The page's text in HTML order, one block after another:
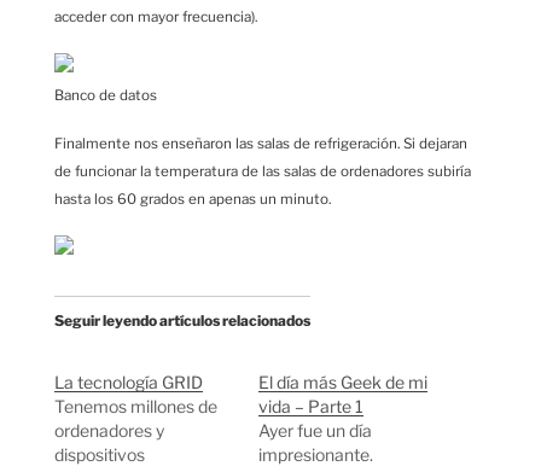
acceder con mayor frecuencia).
Banco de datos
Finalmente nos enseñaron las salas de refrigeración. Si dejaran
de funcionar la temperatura de las salas de ordenadores subiría
hasta los 60 grados en apenas un minuto.
Seguir leyendo artículos relacionados
La tecnología GRID
Tenemos millones de
ordenadores y
dispositivos
El día más Geek de mi
vida – Parte 1
Ayer fue un día
impresionante.